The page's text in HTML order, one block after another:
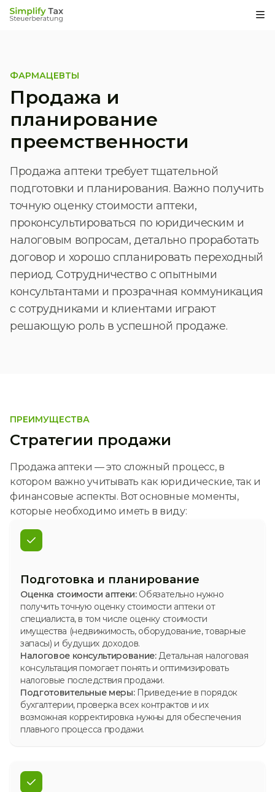
ФАРМАЦЕВТЫ
Продажа и
планирование
преемственности
Продажа аптеки требует тщательной
подготовки и планирования. Важно получить
точную оценку стоимости аптеки,
проконсультироваться по юридическим и
налоговым вопросам, детально проработать
договор и хорошо спланировать переходный
период. Сотрудничество с опытными
консультантами и прозрачная коммуникация
с сотрудниками и клиентами играют
решающую роль в успешной продаже.
ПРЕИМУЩЕСТВА
Стратегии продажи
Продажа аптеки — это сложный процесс, в
котором важно учитывать как юридические, так и
финансовые аспекты. Вот основные моменты,
которые необходимо иметь в виду:
Подготовка и планирование
Оценка стоимости аптеки: Обязательно нужно
получить точную оценку стоимости аптеки от
специалиста, в том числе оценку стоимости
имущества (недвижимость, оборудование, товарные
запасы) и будущих доходов.
Налоговое консультирование: Детальная налоговая
консультация помогает понять и оптимизировать
налоговые последствия продажи.
Подготовительные меры: Приведение в порядок
бухгалтерии, проверка всех контрактов и их
возможная корректировка нужны для обеспечения
плавного процесса продажи.